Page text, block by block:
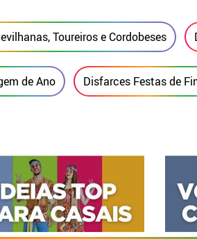
Toureiros e Cordobeses
de Ano Disfarces Festas de